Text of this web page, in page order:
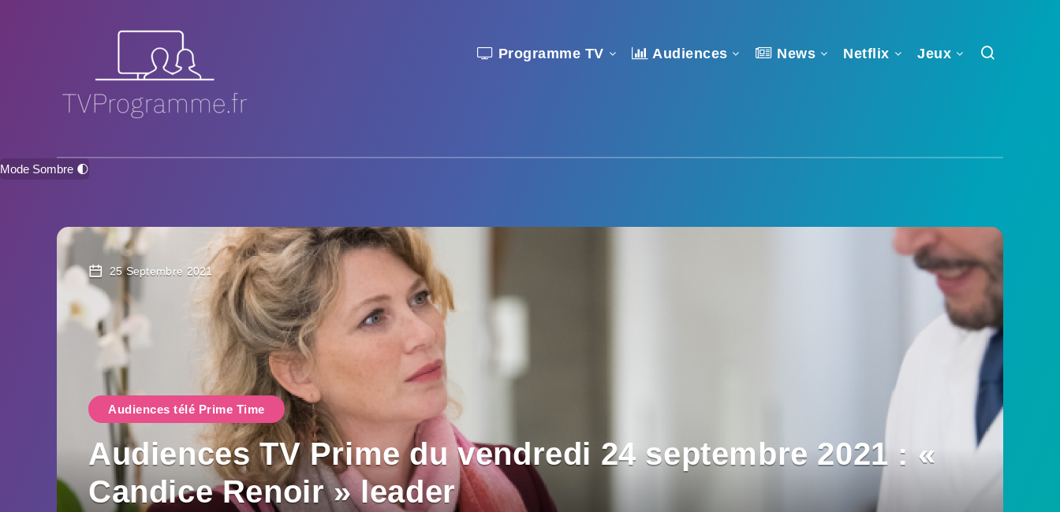
Programme TV Audiences News Netflix Jeux
Mode Sombre 🌓
25 Septembre 2021
Audiences télé Prime Time
Audiences TV Prime du vendredi 24 septembre 2021 : «
Candice Renoir » leader